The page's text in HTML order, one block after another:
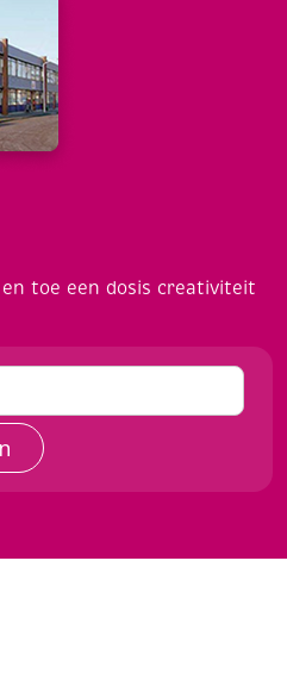
toe een dosis creativiteit